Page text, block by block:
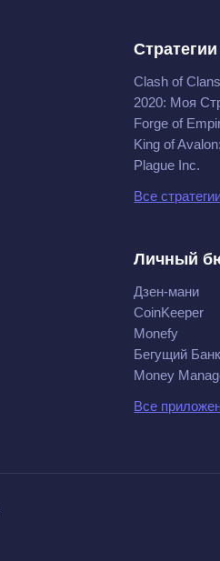
Стратегии
Clash of Clans
2020: Моя
Forge of
King of
Plague Inc.
Все
Личный
Дзен-мани
CoinKeeper
Monefy
Бегущий
Money
Все